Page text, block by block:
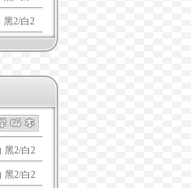
黑2/白2
黑2/白2
黑2/白2